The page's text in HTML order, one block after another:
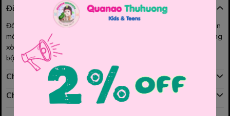
Đặc điểm nổi bật
Đầm thun DT Land's End cho bé iu, Phần áo Chất vải thun cotton
mềm mịn, thấm hút mồ hôi. Phần Tùng váy chất vải mềm tạo dáng
xòe nhẹ nhàng, dễ thương, cùng với màu sắc phối màu cực nổi
bật. Bé mặc rất iu MOm nhé
Chính sách mua hàng
Chính sách đổi hàng